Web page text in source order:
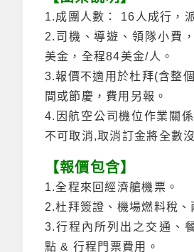
1.成團人數： 16人成行，
2.司機、導遊、領隊小費
美金，全程84美金/人。
3.報價不適用於杜拜(含整
間或節慶，費用另報。
4.因航空公司機位作業關
不可取消,取消訂金將全數
【報價包含】
1.全程來回經濟艙機票。
2.杜拜簽證、機場燃料稅、
3.行程內所列出之交通、
點 & 行程門票費用。